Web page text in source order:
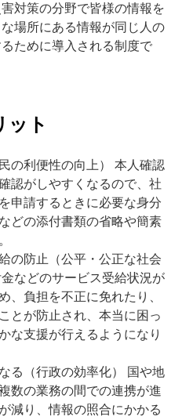
対策の分野で皆様の情報を
場所にある情報が同じ人の
ために導入される制度で
ット
の利便性の向上） 本人確認
認がしやすくなるので、社
申請するときに必要な身分
どの添付書類の省略や簡素
の防止（公平・公正な社会
などのサービス受給状況が
、負担を不正に免れたり、
とが防止され、本当に困っ
な支援が行えるようになり
る（行政の効率化） 国や地
数の業務の間での連携が進
減り、情報の照合にかかる